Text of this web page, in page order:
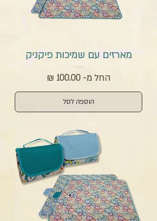
מארזים עם שמיכות פיקניק
החל מ-
מחיר מבצע
הוספה לסל